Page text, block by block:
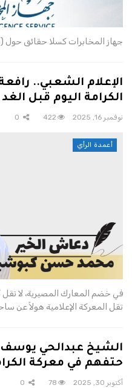
جهاز المخابرات كسلا حقائق حول
الإعلام الشعبي..
الكرامة اليوم قبل
نوفمبر 16, 2025 422
أعمدة الرأي
في خضم المعارك المصيرية، لا
تقل المعركة الإعلامية هولاً عن
الشيخ عبدالحي
حتفهم في معركة
أكتوبر 30, 2025 78